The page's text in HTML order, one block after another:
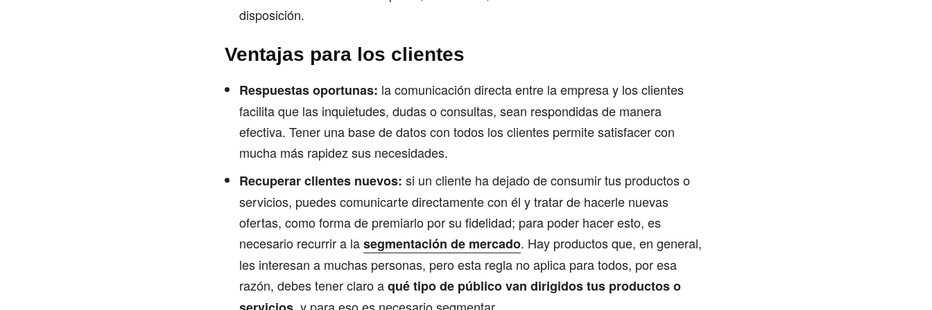
disposición.
Ventajas para los clientes
Respuestas oportunas: la comunicación directa entre la empresa y los clientes
facilita que las inquietudes, dudas o consultas, sean respondidas de manera
efectiva. Tener una base de datos con todos los clientes permite satisfacer con
mucha más rapidez sus necesidades.
Recuperar clientes nuevos: si un cliente ha dejado de consumir tus productos o
servicios, puedes comunicarte directamente con él y tratar de hacerle nuevas
ofertas, como forma de premiarlo por su fidelidad; para poder hacer esto, es
necesario recurrir a lasegmentación de mercado. Hay productos que, en general,
les interesan a muchas personas, pero esta regla no aplica para todos, por esa
razón, debes tener claro aqué tipo de público van dirigidos tus productos o